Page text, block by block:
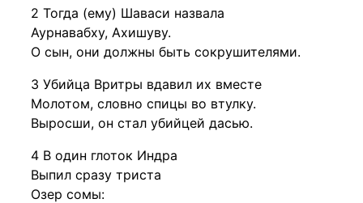
2 Тогда (ему) Шаваси назвала
Аурнавабху, Ахишуву.
О сын, они должны быть сокрушителями.
3 Убийца Вритры вдавил их вместе
Молотом, словно спицы во втулку.
Выросши, он стал убийцей дасью.
4 В один глоток Индра
Выпил сразу триста
Озер сомы: